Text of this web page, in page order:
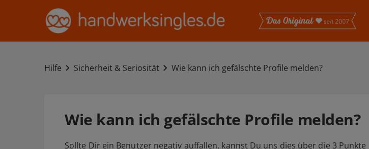
Hilfe Sicherheit & Seriosität Wie kann ich gefälschte Profile melden?
Wie kann ich gefälschte Profile melden?
Sollte Dir ein Benutzer negativ auffallen, kannst Du uns dies über die 3 Punkte